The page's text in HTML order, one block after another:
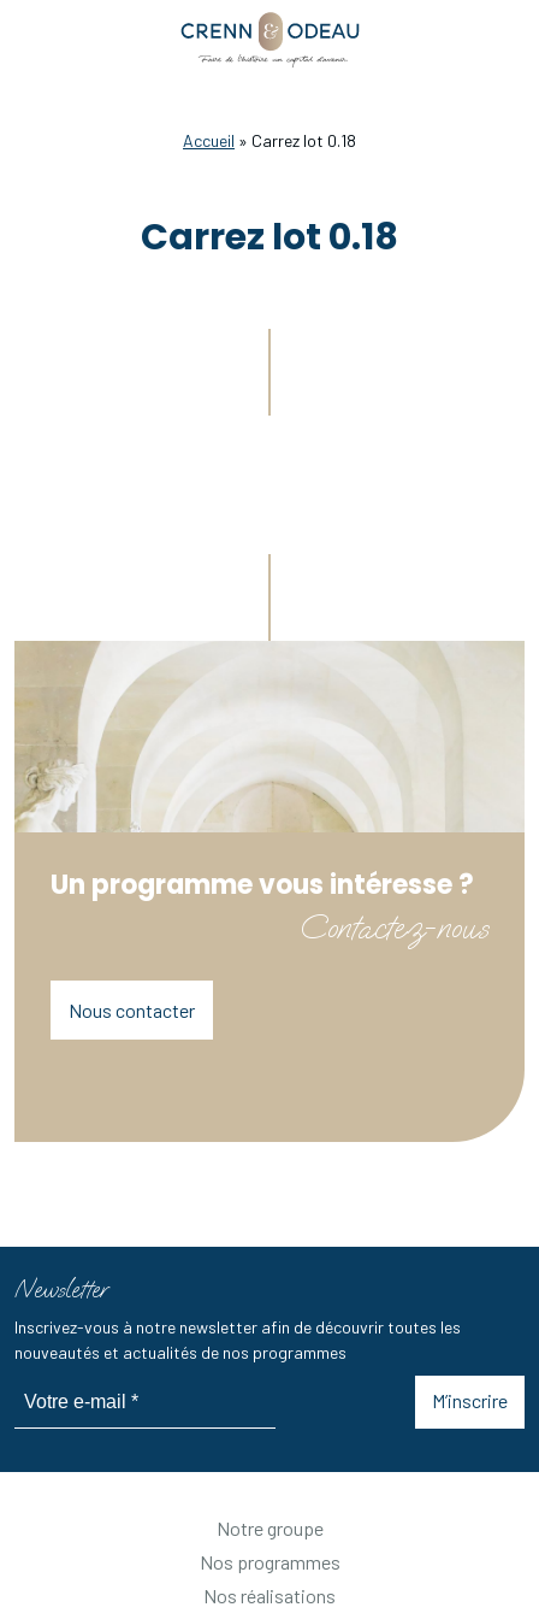
Accueil » Carrez lot 0.18
Carrez lot 0.18
Un programme vous intéresse ?
Contactez-nous
Nous contacter
Newsletter
Inscrivez-vous à notre newsletter afin de découvrir toutes les
nouveautés et actualités de nos programmes
M’inscrire
Notre groupe
Nos programmes
Nos réalisations